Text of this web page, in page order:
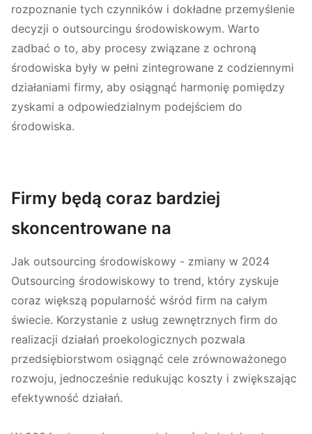
rozpoznanie tych czynników i dokładne przemyślenie
decyzji o outsourcingu środowiskowym. Warto
zadbać o to, aby procesy związane z ochroną
środowiska były w pełni zintegrowane z codziennymi
działaniami firmy, aby osiągnąć harmonię pomiędzy
zyskami a odpowiedzialnym podejściem do
środowiska.
Firmy będą coraz bardziej
skoncentrowane na
Jak outsourcing środowiskowy - zmiany w 2024
Outsourcing środowiskowy to trend, który zyskuje
coraz większą popularność wśród firm na całym
świecie. Korzystanie z usług zewnętrznych firm do
realizacji działań proekologicznych pozwala
przedsiębiorstwom osiągnąć cele zrównoważonego
rozwoju, jednocześnie redukując koszty i zwiększając
efektywność działań.